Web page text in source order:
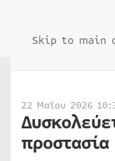
Skip to main
22 Μαΐου 2026